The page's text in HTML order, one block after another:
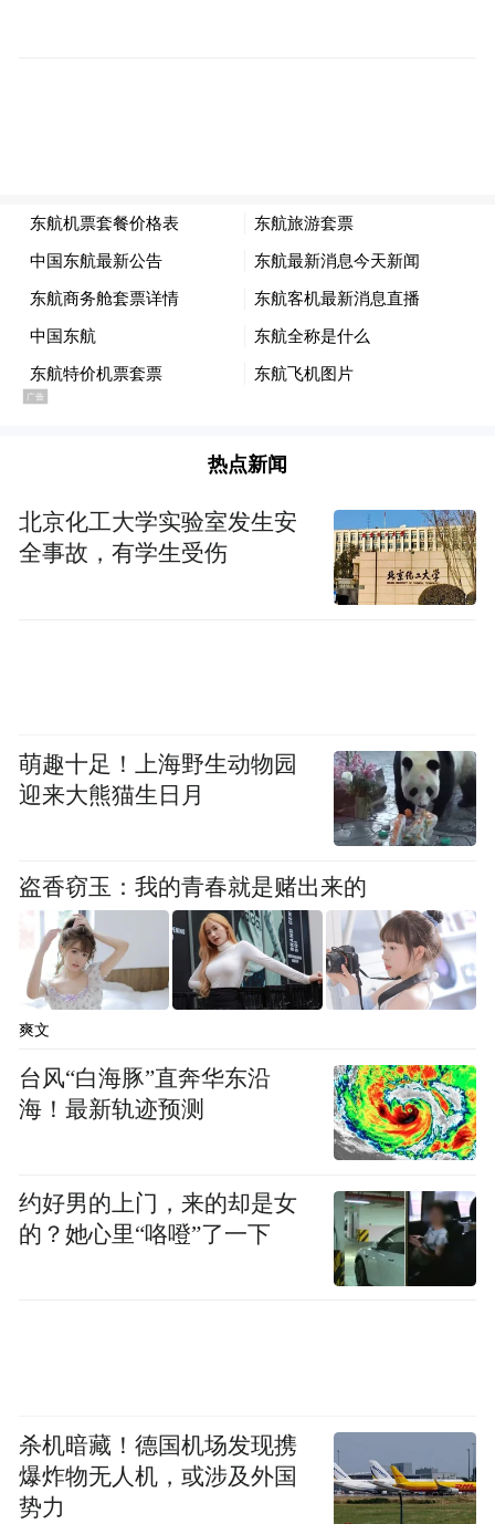
看万国建筑博览群，二十多国别墅散落街
石楼藏着岁月故事，公主楼复刻丹麦童话，
收下这份八大关专属配文，发出治愈感满分
的朋友圈。
山海相依独一无二
山间清泉溪流，登顶可见漫山云海，太清宫
可听松涛伴海潮。
夏日进山消暑，看山石临海，登仙山揽碧
海，这份专属朋友圈配文请收好。
📍青岛・第五站
来青岛总要去一趟极地海洋公园吧！白鲸、
企鹅、海豚轮番上演治愈表演，巨型摩天轮
青岛极地海洋公园
热点新闻
北京化工大学实验室发生安
全事故，有学生受伤
萌趣十足！上海野生动物园
迎来大熊猫生日月
盗香窃玉：我的青春就是赌出来的
爽文
台风“白海豚”直奔华东沿
海！最新轨迹预测
约好男的上门，来的却是女
的？她心里“咯噔”了一下
杀机暗藏！德国机场发现携
爆炸物无人机，或涉及外国
势力